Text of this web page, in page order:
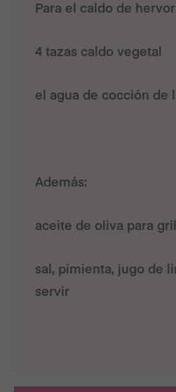
Para el caldo de
4 tazas caldo vegetal
el agua de cocción de
Además:
aceite de oliva para
sal, pimienta, jugo de
servir